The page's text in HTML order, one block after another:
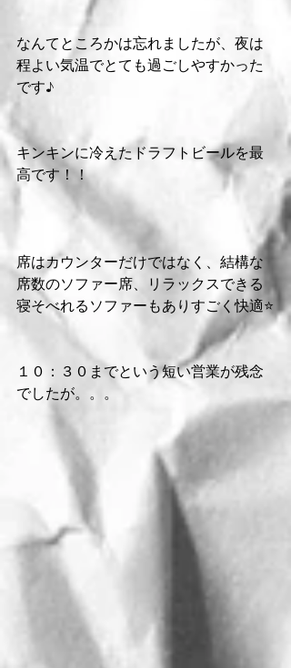
なんてところかは忘れましたが、夜は
程よい気温でとても過ごしやすかった
です♪
キンキンに冷えたドラフトビールを最
高です！！
席はカウンターだけではなく、結構な
席数のソファー席、リラックスできる
寝そべれるソファーもありすごく快適⭐️
１０：３０までという短い営業が残念
でしたが。。。